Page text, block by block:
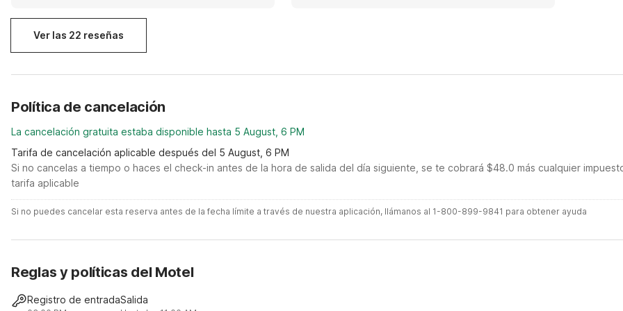
Ver las 22 reseñas
Política de cancelación
La cancelación gratuita estaba disponible hasta 5 August, 6 PM
Tarifa de cancelación aplicable después del 5 August, 6 PM
Si no cancelas a tiempo o haces el check-in antes de la hora de salida del día siguiente, se te cobrará $48.0 más cualquier
tarifa aplicable
Si no puedes cancelar esta reserva antes de la fecha límite a través de nuestra aplicación, llámanos al 1-800-899-9841 para obtener ayuda
Reglas y políticas del Motel
Registro de entradaSalida